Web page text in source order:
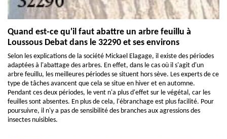
Quand est-ce qu'il faut abattre un arbre feuillu à
Loussous Debat dans le 32290 et ses environs
Selon les explications de la société Mickael Elagage, il existe des périodes
adaptées à l'abattage des arbres. En effet, dans le cas où il s'agit d'un
arbre feuillu, les meilleures périodes se situent hors sève. Les experts de ce
type de tâches avancent que cela se situe en hiver et en automne.
Pendant ces deux périodes, le vent n'a plus d'effet sur le végétal, car les
feuilles sont absentes. En plus de cela, l'ébranchage est plus facilité. Pour
poursuivre, il n'y a pas de sensibilité des branches aux agressions des
insectes nuisibles.